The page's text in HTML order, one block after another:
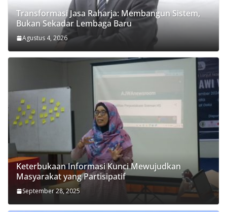
Transformasi Jasa Raharja: Membangun Sistem,
Bukan Sekadar Lembaga Baru
Agustus 4, 2026
Keterbukaan Informasi Kunci Mewujudkan
Masyarakat yang Partisipatif
September 28, 2025